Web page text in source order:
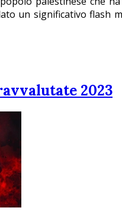
un significativo flash
2023